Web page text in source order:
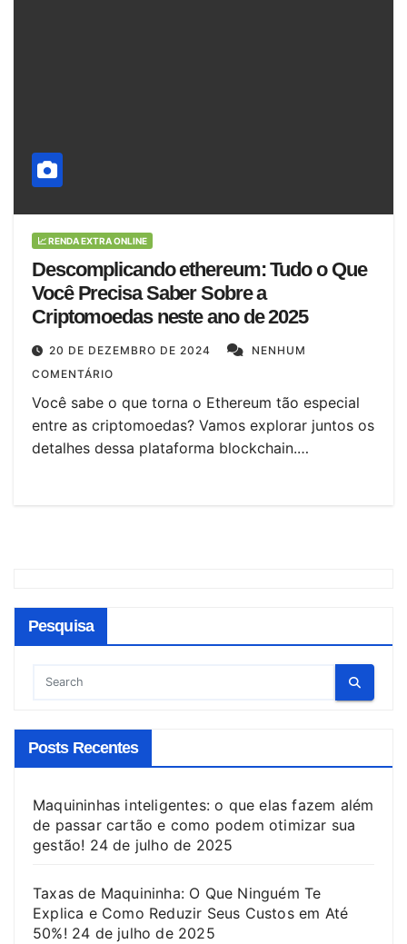
📈 RENDA EXTRA ONLINE
Descomplicando ethereum: Tudo o Que
Você Precisa Saber Sobre a
Criptomoedas neste ano de 2025
20 DE DEZEMBRO DE 2024
NENHUM
COMENTÁRIO
Você sabe o que torna o Ethereum tão especial
entre as criptomoedas? Vamos explorar juntos os
detalhes dessa plataforma blockchain.…
Pesquisa
Posts Recentes
Maquininhas inteligentes: o que elas fazem além
de passar cartão e como podem otimizar sua
gestão! 24 de julho de 2025
Taxas de Maquininha: O Que Ninguém Te
Explica e Como Reduzir Seus Custos em Até
50%! 24 de julho de 2025